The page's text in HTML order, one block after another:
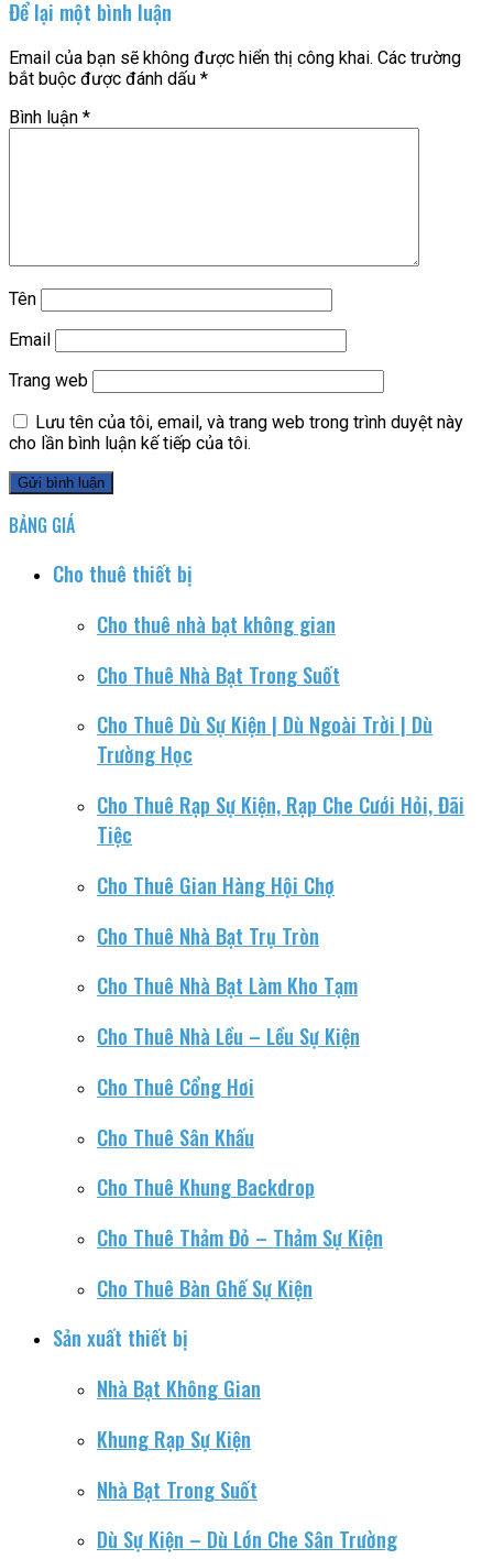
Để lại một bình luận
Email của bạn sẽ không được hiển thị công khai. Các trường
bắt buộc được đánh dấu *
Bình luận *
Tên
Email
Trang web
Lưu tên của tôi, email, và trang web trong trình duyệt này
cho lần bình luận kế tiếp của tôi.
BẢNG GIÁ
Cho thuê thiết bị
Cho thuê nhà bạt không gian
Cho Thuê Nhà Bạt Trong Suốt
Cho Thuê Dù Sự Kiện | Dù Ngoài Trời | Dù
Trường Học
Cho Thuê Rạp Sự Kiện, Rạp Che Cưới Hỏi, Đãi
Tiệc
Cho Thuê Gian Hàng Hội Chợ
Cho Thuê Nhà Bạt Trụ Tròn
Cho Thuê Nhà Bạt Làm Kho Tạm
Cho Thuê Nhà Lều – Lều Sự Kiện
Cho Thuê Cổng Hơi
Cho Thuê Sân Khấu
Cho Thuê Khung Backdrop
Cho Thuê Thảm Đỏ – Thảm Sự Kiện
Cho Thuê Bàn Ghế Sự Kiện
Sản xuất thiết bị
Nhà Bạt Không Gian
Khung Rạp Sự Kiện
Nhà Bạt Trong Suốt
Dù Sự Kiện – Dù Lớn Che Sân Trường